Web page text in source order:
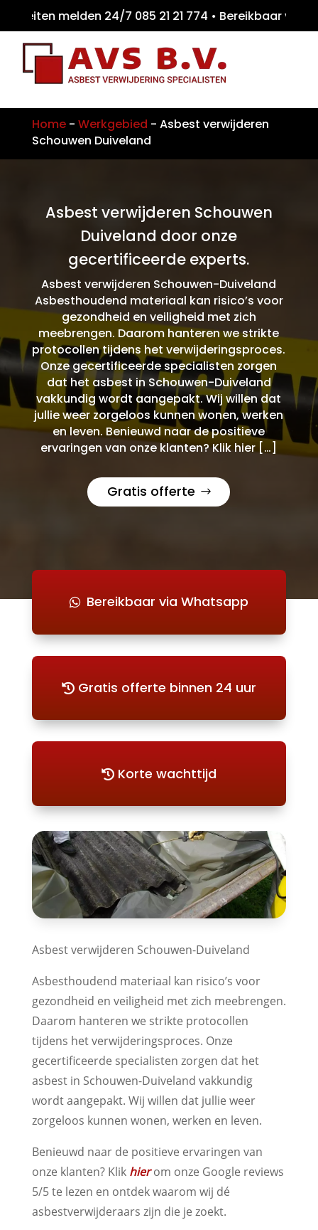
melden 24/7 085 21 21 774 •
Home- Werkgebied - Asbest verwijderen
Schouwen Duiveland
Asbest verwijderen Schouwen
Duiveland door onze
gecertificeerde experts.
Asbest verwijderen Schouwen-Duiveland
Asbesthoudend materiaal kan risico’s voor
gezondheid en veiligheid met zich
meebrengen. Daarom hanteren we strikte
protocollen tijdens het verwijderingsproces.
Onze gecertificeerde specialisten zorgen
dat het asbest in Schouwen-Duiveland
vakkundig wordt aangepakt. Wij willen dat
jullie weer zorgeloos kunnen wonen, werken
en leven. Benieuwd naar de positieve
ervaringen van onze klanten? Klik hier […]
Gratis offerte
Bereikbaar via Whatsapp
Gratis offerte binnen 24 uur
Korte wachttijd
Asbest verwijderen Schouwen-Duiveland
Asbesthoudend materiaal kan risico’s voor
gezondheid en veiligheid met zich meebrengen.
Daarom hanteren we strikte protocollen
tijdens het verwijderingsproces. Onze
gecertificeerde specialisten zorgen dat het
asbest in Schouwen-Duiveland vakkundig
wordt aangepakt. Wij willen dat jullie weer
zorgeloos kunnen wonen, werken en leven.
Benieuwd naar de positieve ervaringen van
onze klanten? Klik hierom onze Google reviews
5/5 te lezen en ontdek waarom wij dé
asbestverwijderaars zijn die je zoekt.